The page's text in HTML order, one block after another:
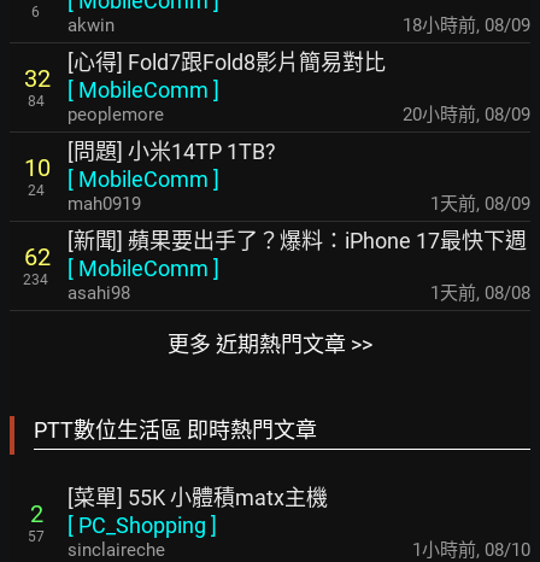
6
akwin 18小時前, 08/09
32
84
[心得] Fold7跟Fold8影片簡易對比
[ MobileComm ]
peoplemore 20小時前, 08/09
10
24
[問題] 小米14TP 1TB?
[ MobileComm ]
mah0919 1天前, 08/09
62
234
[新聞] 蘋果要出手了？爆料：iPhone 17最快下週
[ MobileComm ]
asahi98 1天前, 08/08
更多 近期熱門文章 >>
PTT數位生活區 即時熱門文章
2
57
[菜單] 55K 小體積matx主機
[ PC_Shopping ]
sinclaireche 1小時前, 08/10